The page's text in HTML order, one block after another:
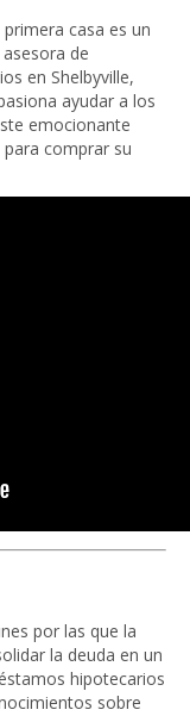
casa es un
de
en Shelbyville,
ayudar a los
emocionante
comprar su
por las que la
la deuda en un
hipotecarios
sobre